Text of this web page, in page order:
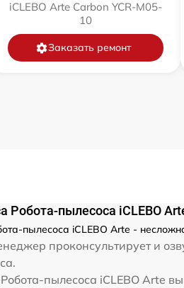
iCLEBO Arte Carbon YCR-M05-
10
Заказать ремонт
Робота-пылесоса iCLEBO
пылесоса iCLEBO Arte -
проконсультирует и
пылесоса iCLEBO Arte